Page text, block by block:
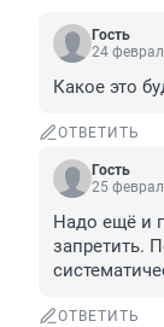
Гость
24
Какое это
ОТВЕТИТЬ
Гость
25
Надо ещё и
запретить.
ОТВЕТИТЬ